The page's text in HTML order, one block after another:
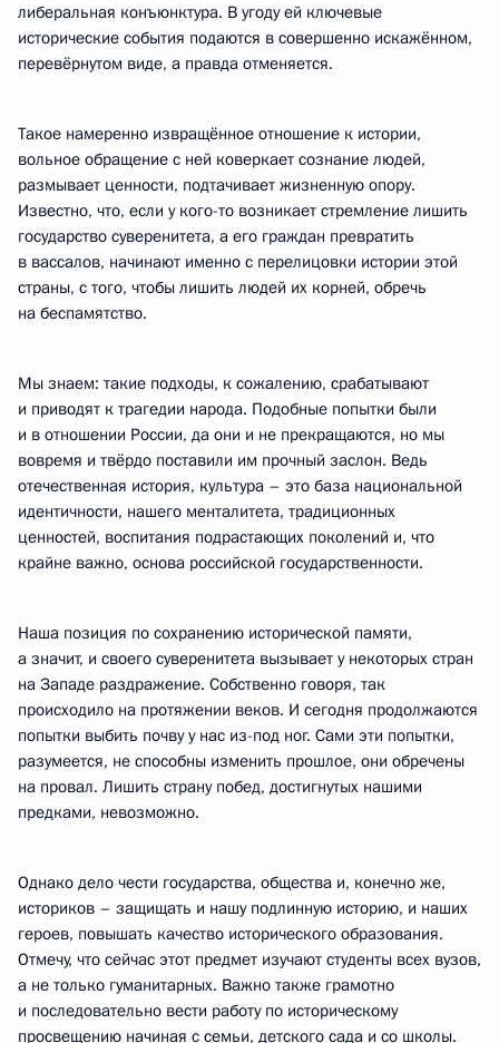
либеральная конъюнктура. В угоду ей ключевые
исторические события подаются в совершенно искажённом,
перевёрнутом виде, а правда отменяется.
Такое намеренно извращённое отношение к истории,
вольное обращение с ней коверкает сознание людей,
размывает ценности, подтачивает жизненную опору.
Известно, что, если у кого-то возникает стремление лишить
государство суверенитета, а его граждан превратить
в вассалов, начинают именно с перелицовки истории этой
страны, с того, чтобы лишить людей их корней, обречь
на беспамятство.
Мы знаем: такие подходы, к сожалению, срабатывают
и приводят к трагедии народа. Подобные попытки были
и в отношении России, да они и не прекращаются, но мы
вовремя и твёрдо поставили им прочный заслон. Ведь
отечественная история, культура – это база национальной
идентичности, нашего менталитета, традиционных
ценностей, воспитания подрастающих поколений и, что
крайне важно, основа российской государственности.
Наша позиция по сохранению исторической памяти,
а значит, и своего суверенитета вызывает у некоторых стран
на Западе раздражение. Собственно говоря, так
происходило на протяжении веков. И сегодня продолжаются
попытки выбить почву у нас из-под ног. Сами эти попытки,
разумеется, не способны изменить прошлое, они обречены
на провал. Лишить страну побед, достигнутых нашими
предками, невозможно.
Однако дело чести государства, общества и, конечно же,
историков – защищать и нашу подлинную историю, и наших
героев, повышать качество исторического образования.
Отмечу, что сейчас этот предмет изучают студенты всех вузов,
а не только гуманитарных. Важно также грамотно
и последовательно вести работу по историческому
просвещению начиная с семьи, детского сада и со школы.